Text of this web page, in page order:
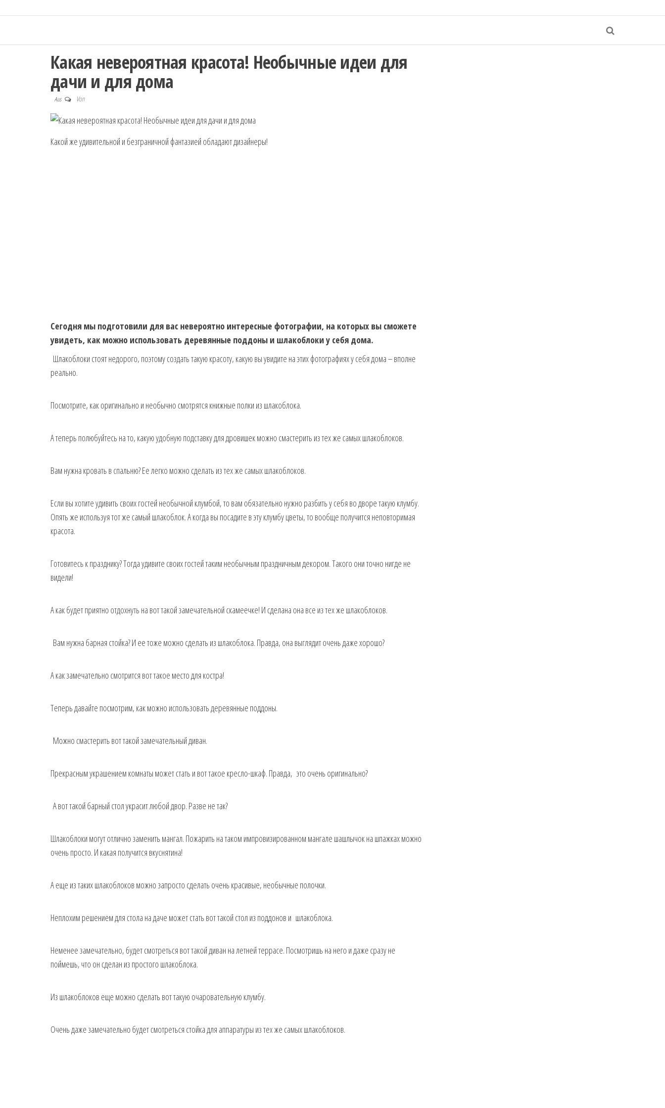
Какая невероятная красота! Необычные идеи для
дачи и для дома
Aus Von
Какой же удивительной и безграничной фантазией обладают дизайнеры!
Сегодня мы подготовили для вас невероятно интересные фотографии, на которых вы сможете
увидеть, как можно использовать деревянные поддоны и шлакоблоки у себя дома.
Шлакоблоки стоят недорого, поэтому создать такую красоту, какую вы увидите на этих фотографиях у себя дома – вполне
реально.
Посмотрите, как оригинально и необычно смотрятся книжные полки из шлакоблока.
А теперь полюбуйтесь на то, какую удобную подставку для дровишек можно смастерить из тех же самых шлакоблоков.
Вам нужна кровать в спальню? Ее легко можно сделать из тех же самых шлакоблоков.
Если вы хотите удивить своих гостей необычной клумбой, то вам обязательно нужно разбить у себя во дворе такую клумбу.
Опять же используя тот же самый шлакоблок. А когда вы посадите в эту клумбу цветы, то вообще получится неповторимая
красота.
Готовитесь к празднику? Тогда удивите своих гостей таким необычным праздничным декором. Такого они точно нигде не
видели!
А как будет приятно отдохнуть на вот такой замечательной скамеечке! И сделана она все из тех же шлакоблоков.
Вам нужна барная стойка? И ее тоже можно сделать из шлакоблока. Правда, она выглядит очень даже хорошо?
А как замечательно смотрится вот такое место для костра!
Теперь давайте посмотрим, как можно использовать деревянные поддоны.
Можно смастерить вот такой замечательный диван.
Прекрасным украшением комнаты может стать и вот такое кресло-шкаф. Правда, это очень оригинально?
А вот такой барный стол украсит любой двор. Разве не так?
Шлакоблоки могут отлично заменить мангал. Пожарить на таком импровизированном мангале шашлычок на шпажках можно
очень просто. И какая получится вкуснятина!
А еще из таких шлакоблоков можно запросто сделать очень красивые, необычные полочки.
Неплохим решением для стола на даче может стать вот такой стол из поддонов и шлакоблока.
Неменее замечательно, будет смотреться вот такой диван на летней террасе. Посмотришь на него и даже сразу не
поймешь, что он сделан из простого шлакоблока.
Из шлакоблоков еще можно сделать вот такую очаровательную клумбу.
Очень даже замечательно будет смотреться стойка для аппаратуры из тех же самых шлакоблоков.